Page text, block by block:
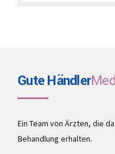
Gute Händler
Ein Team von Ärzten, die
Behandlung erhalten.